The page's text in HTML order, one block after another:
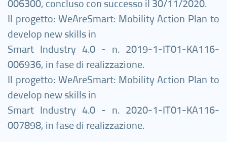
Il progetto: WeAreSmart: Mobility Action Plan to
develop new skills in
Smart Industry 4.0 - n. 2019-1-IT01-KA116-
006936, in fase di realizzazione.
Il progetto: WeAreSmart: Mobility Action Plan to
develop new skills in
Smart Industry 4.0 - n. 2020-1-IT01-KA116-
007898, in fase di realizzazione.